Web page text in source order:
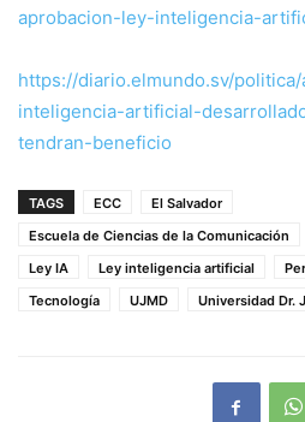
aprobacion-ley-inteligencia-
https://diario.elmundo.sv/
inteligencia-artificial-
tendran-beneficio
TAGS ECC
El Salvador
Escuela de Ciencias de la Comunicación
Ley IA
Ley inteligencia artificial
Tecnología
UJMD Universidad Dr.